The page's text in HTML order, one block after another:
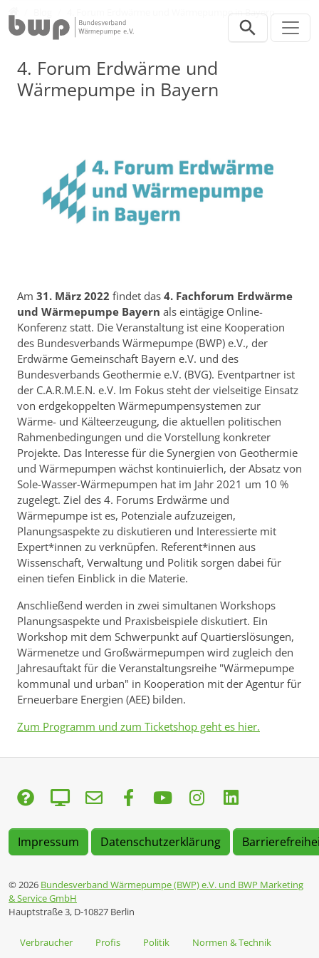
4. Forum Erdwärme und Wärmepumpe in Bayern
4. Forum Erdwärme und
Wärmepumpe in Bayern
Am 31. März 2022 findet das 4. Fachforum Erdwärme
und Wärmepumpe Bayern als eintägige Online-
Konferenz statt. Die Veranstaltung ist eine Kooperation
des Bundesverbands Wärmepumpe (BWP) e.V., der
Erdwärme Gemeinschaft Bayern e.V. und des
Bundesverbands Geothermie e.V. (BVG). Eventpartner ist
der C.A.R.M.E.N. e.V. Im Fokus steht der vielseitige Einsatz
von erdgekoppelten Wärmepumpensystemen zur
Wärme- und Kälteerzeugung, die aktuellen politischen
Rahmenbedingungen und die Vorstellung konkreter
Projekte. Das Interesse für die Synergien von Geothermie
und Wärmepumpen wächst kontinuierlich, der Absatz von
Sole-Wasser-Wärmepumpen hat im Jahr 2021 um 10 %
zugelegt. Ziel des 4. Forums Erdwärme und
Wärmepumpe ist es, Potenziale aufzuzeigen,
Planungsaspekte zu diskutieren und Interessierte mit
Expert*innen zu verknüpfen. Referent*innen aus
Wissenschaft, Verwaltung und Politik sorgen dabei für
einen tiefen Einblick in die Materie.
Anschließend werden in zwei simultanen Workshops
Planungsaspekte und Praxisbeispiele diskutiert. Ein
Workshop mit dem Schwerpunkt auf Quartierslösungen,
Wärmenetze und Großwärmepumpen wird zugleich den
Jahresauftakt für die Veranstaltungsreihe "Wärmepumpe
kommunal und urban" in Kooperation mit der Agentur für
Erneuerbare Energien (AEE) bilden.
Zum Programm und zum Ticketshop geht es hier.
Impressum Datenschutzerklärung
© 2026 Bundesverband Wärmepumpe (BWP) e.V. und BWP Marketing
& Service GmbH
Hauptstraße 3, D-10827 Berlin
Verbraucher Profis Politik Normen & Technik